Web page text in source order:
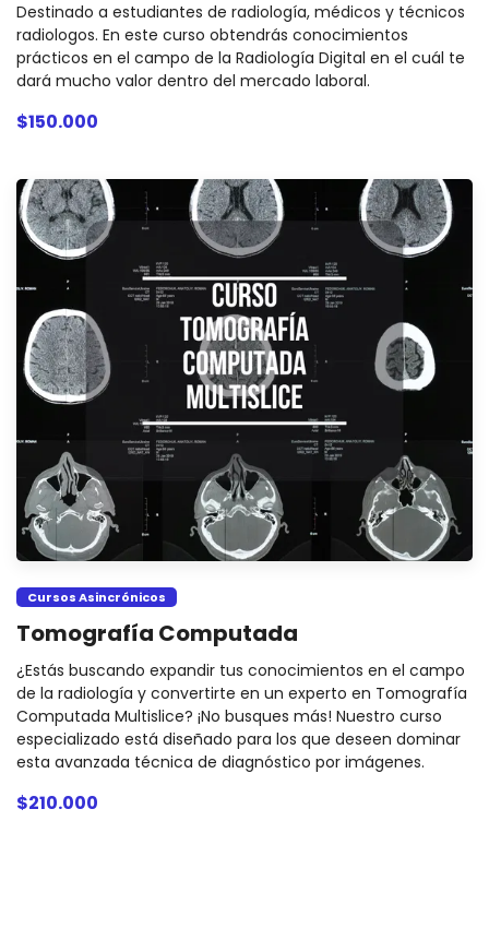
Destinado a estudiantes de radiología, médicos y técnicos
radiologos. En este curso obtendrás conocimientos
prácticos en el campo de la Radiología Digital en el cuál te
dará mucho valor dentro del mercado laboral.
$150.000
Cursos Asincrónicos
Tomografía Computada
¿Estás buscando expandir tus conocimientos en el campo
de la radiología y convertirte en un experto en Tomografía
Computada Multislice? ¡No busques más! Nuestro curso
especializado está diseñado para los que deseen dominar
esta avanzada técnica de diagnóstico por imágenes.
$210.000